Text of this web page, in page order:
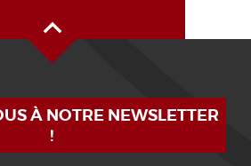
À NOTRE NEWSLETTER
!